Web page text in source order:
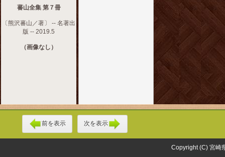
蕃山全集 第７冊
〔熊沢蕃山／著〕 -- 名著出
版 -- 2019.5
（画像なし）
前を表示 次を表示
Copyright (C) 宮崎